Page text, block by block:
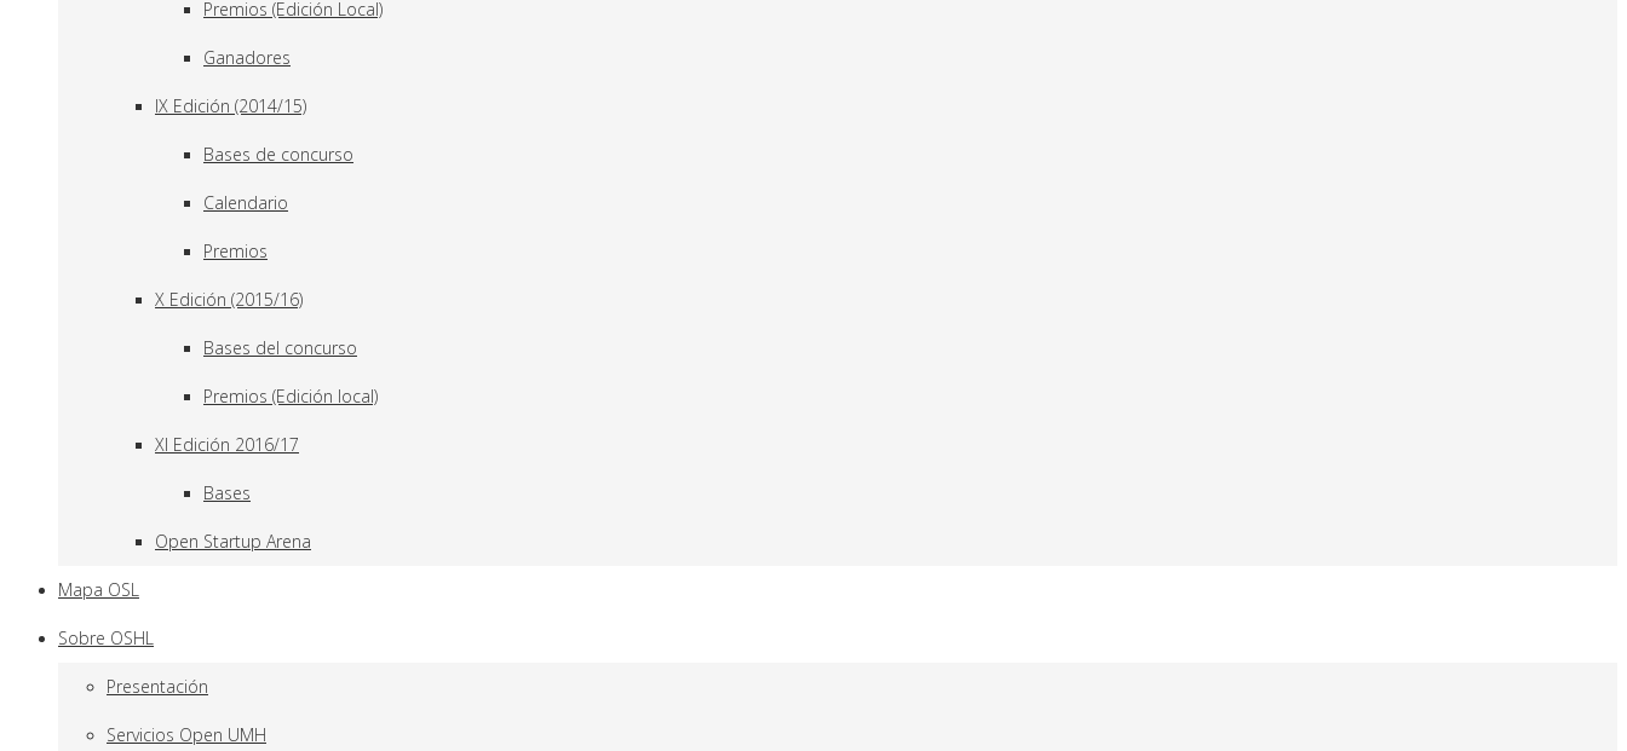
Premios (Edición Local)
Ganadores
IX Edición (2014/15)
Bases de concurso
Calendario
Premios
X Edición (2015/16)
Bases del concurso
Premios (Edición local)
XI Edición 2016/17
Bases
Open Startup Arena
Mapa OSL
Sobre OSHL
Presentación
Servicios Open UMH